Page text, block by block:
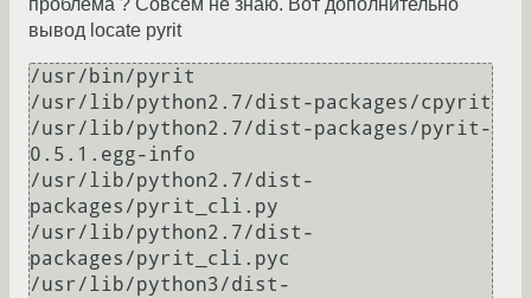
проблема ? Cовсем не знаю. Вот дополнительно
вывод locate pyrit
/usr/bin/pyrit
/usr/lib/python2.7/dist-packages/cpyrit
/usr/lib/python2.7/dist-packages/pyrit-
0.5.1.egg-info
/usr/lib/python2.7/dist-
packages/pyrit_cli.py
/usr/lib/python2.7/dist-
packages/pyrit_cli.pyc
/usr/lib/python3/dist-